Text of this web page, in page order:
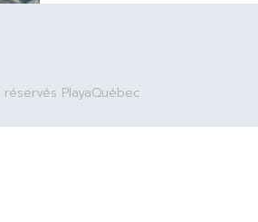
PlayaQuébec